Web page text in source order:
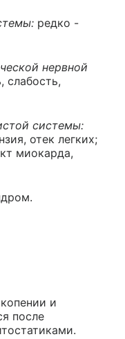
редко -
нервной
слабость,
системы:
отек легких;
миокарда,
и
после